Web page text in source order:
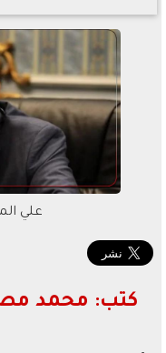
علي
كتب: محمد